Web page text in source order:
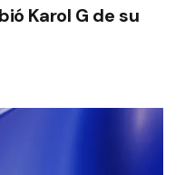
Karol G de su